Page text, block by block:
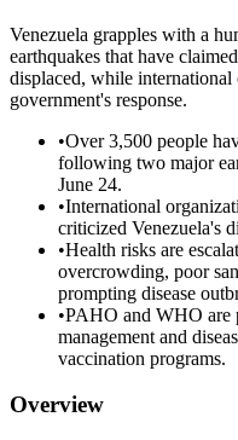
Venezuela grapples with a
earthquakes that have
displaced, while
government's response.
•Over 3,500 people
following two major
June 24.
•International
criticized Venezuela's
•Health risks are
overcrowding, poor
prompting disease
•PAHO and WHO are
management and
vaccination programs.
Overview